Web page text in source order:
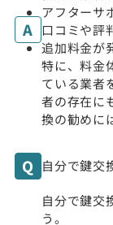
アフターサ
口コミや評
追加料金が
特に、料金
ている業者
者の存在に
換の勧めに
自分で鍵交
自分で鍵交
う。